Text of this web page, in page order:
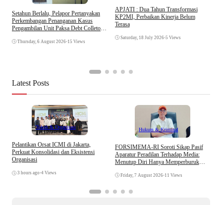
Setahun Berlalu, Pelapor Pertanyakan
Perkembangan Penanganan Kasus
Pengambilan Unit Paksa Debt Colletor
Thursday, 6 August 2026•15 Views
APJATI : Dua Tahun Transformasi
KP2MI, Perbaikan Kinerja Belum
Terasa
Saturday, 18 July 2026•5 Views
Latest Posts
Tokoh & Organisasi
Pelantikan Orsat ICMI di Jakarta,
Perkuat Konsolidasi dan Eksistensi
Organisasi
3 hours ago •4 Views
Hukum & Kriminal
​FORSIMEMA-RI Soroti Sikap Pasif
Aparatur Peradilan Terhadap Media:
Menutup Diri Hanya Memperburuk
Friday, 7 August 2026•11 Views